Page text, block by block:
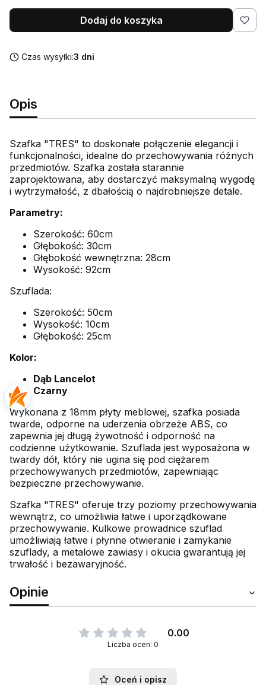
Dodaj do koszyka
Czas wysyłki:3 dni
Opis
Szafka "TRES" to doskonałe połączenie elegancji i
funkcjonalności, idealne do przechowywania różnych
przedmiotów. Szafka została starannie
zaprojektowana, aby dostarczyć maksymalną wygodę
i wytrzymałość, z dbałością o najdrobniejsze detale.
Parametry:
Szerokość: 60cm
Głębokość: 30cm
Głębokość wewnętrzna: 28cm
Wysokość: 92cm
Szuflada:
Szerokość: 50cm
Wysokość: 10cm
Głębokość: 25cm
Kolor:
Dąb Lancelot
Czarny
Wykonana z 18mm płyty meblowej, szafka posiada
twarde, odporne na uderzenia obrzeże ABS, co
zapewnia jej długą żywotność i odporność na
codzienne użytkowanie. Szuflada jest wyposażona w
twardy dół, który nie ugina się pod ciężarem
przechowywanych przedmiotów, zapewniając
bezpieczne przechowywanie.
Szafka "TRES" oferuje trzy poziomy przechowywania
wewnątrz, co umożliwia łatwe i uporządkowane
przechowywanie. Kulkowe prowadnice szuflad
umożliwiają łatwe i płynne otwieranie i zamykanie
szuflady, a metalowe zawiasy i okucia gwarantują jej
trwałość i bezawaryjność.
Opinie
0.00
Liczba ocen: 0
Oceń i opisz